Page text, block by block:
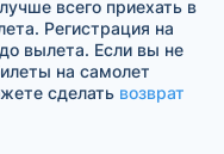
всего приехать в
Регистрация на
вылета. Если вы не
на самолет
сделать возврат